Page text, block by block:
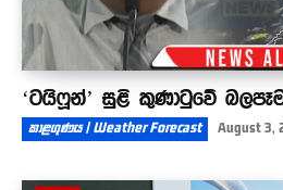
‘ටයිෆූන්’ සුළි කුණාටුවේ
කාළගුණය | Weather Forecast August 3,